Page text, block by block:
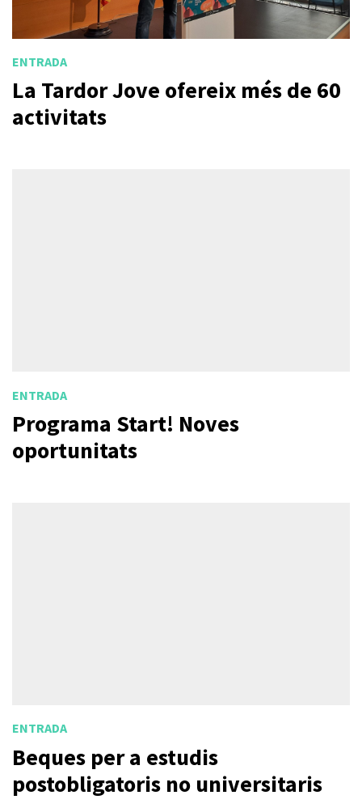
ENTRADA
La Tardor Jove ofereix més de 60
activitats
ENTRADA
Programa Start! Noves
oportunitats
ENTRADA
Beques per a estudis
postobligatoris no universitaris